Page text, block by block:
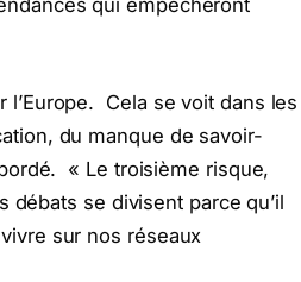
qui empêcheront
Cela se voit dans les
du manque de savoir-
« Le troisième risque,
débats se divisent parce qu’il
sur nos réseaux